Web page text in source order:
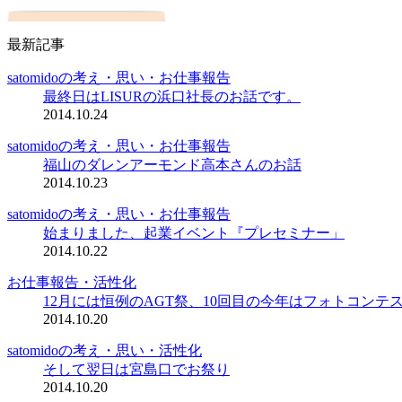
最新記事
satomidoの考え・思い・お仕事報告
最終日はLISURの浜口社長のお話です。
2014.10.24
satomidoの考え・思い・お仕事報告
福山のダレンアーモンド高本さんのお話
2014.10.23
satomidoの考え・思い・お仕事報告
始まりました、起業イベント『プレセミナー」
2014.10.22
お仕事報告・活性化
12月には恒例のAGT祭、10回目の今年はフォトコンテ
2014.10.20
satomidoの考え・思い・活性化
そして翌日は宮島口でお祭り
2014.10.20